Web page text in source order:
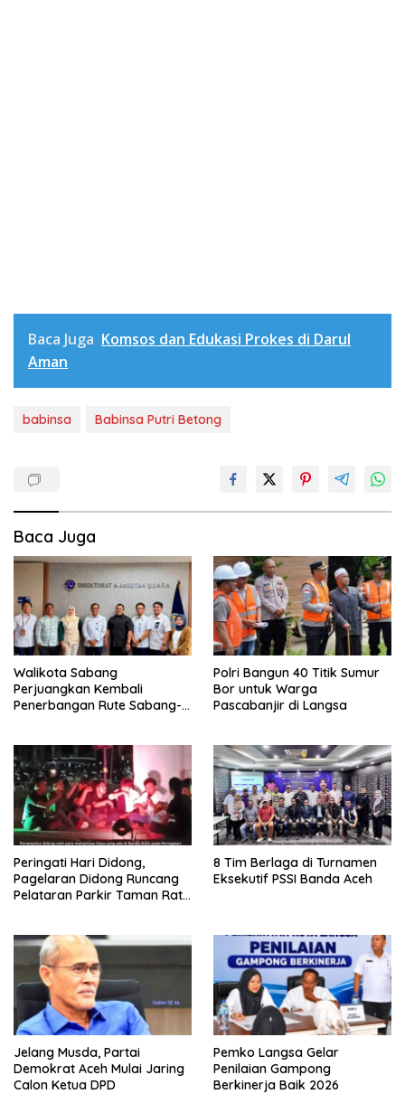
Baca Juga Komsos dan Edukasi Prokes di Darul
Aman
babinsa Babinsa Putri Betong
Baca Juga
Walikota Sabang
Perjuangkan Kembali
Penerbangan Rute Sabang-
Polri Bangun 40 Titik Sumur
Bor untuk Warga
Pascabanjir di Langsa
Peringati Hari Didong,
Pagelaran Didong Runcang
Pelataran Parkir Taman Ratu
8 Tim Berlaga di Turnamen
Eksekutif PSSI Banda Aceh
Jelang Musda, Partai
Demokrat Aceh Mulai Jaring
Calon Ketua DPD
Pemko Langsa Gelar
Penilaian Gampong
Berkinerja Baik 2026